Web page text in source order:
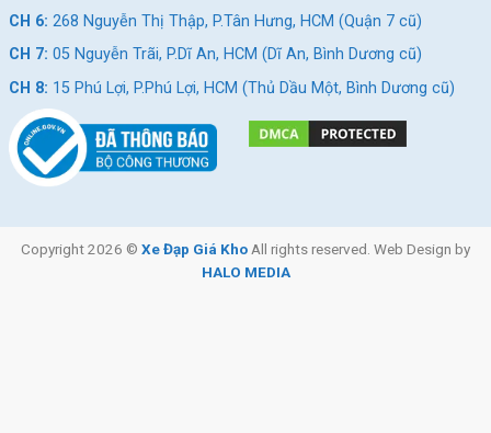
CH 6: 268 Nguyễn Thị Thập, P.Tân Hưng, HCM (Quận 7 cũ)
CH 7: 05 Nguyễn Trãi, P.Dĩ An, HCM (Dĩ An, Bình Dương cũ)
CH 8: 15 Phú Lợi, P.Phú Lợi, HCM (Thủ Dầu Một, Bình Dương cũ)
Copyright 2026 © Xe Đạp Giá Kho All rights reserved. Web Design by
HALO MEDIA